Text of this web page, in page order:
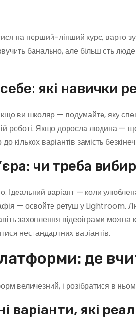
на перший-ліпший курс, варто
банально, але більшість
які навички
ви школяр — подумайте, яку
роботі. Якщо доросла людина —
кількох варіантів замість
чи треба
Ідеальний варіант — коли
— освойте ретуш у Lightroom.
захоплення відеоіграми
нестандартних варіантів.
де
величезний, і розібратися в
варіанти, які